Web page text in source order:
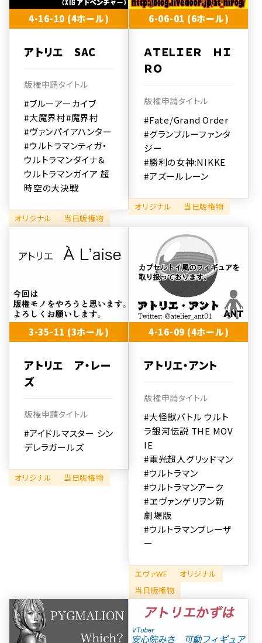
4-16-10 (4ホール)
アトリエ SAC
版権申請タイトル
#ブルーアーカイブ
#大魔界村#魔界村
#ヴァンパイアハンター
#ウルトラマンティガ・
ウルトラマンダイナ&
ウルトラマンガイア 超
時空の大決戦
オリジナル 当日版権物
6-06-01 (6ホール)
ＡＴＥＬＩＥＲ ＨＩ
ＲＯ
版権申請タイトル
#Fate/Grand Order
#グランブルーファンタ
ジー
#勝利の女神:NIKKE
#アズールレーン
オリジナル 当日版権物
3-35-11 (3ホール)
アトリエ ア・レー
ズ
版権申請タイトル
#アイドルマスター シン
デレラガールズ
オリジナル 当日版権物
4-16-09 (4ホール)
アトリエ・アント
版権申請タイトル
#大怪獣バトル ウルト
ラ銀河伝説 THE MOV
IE
#電光超人グリッドマン
#ウルトラマン
#ウルトラマンアーク
#ヱヴァンゲリヲン新
劇場版
#ウルトラマンブレーザ
ー
エヴァWF
オリジナル
当日版権物